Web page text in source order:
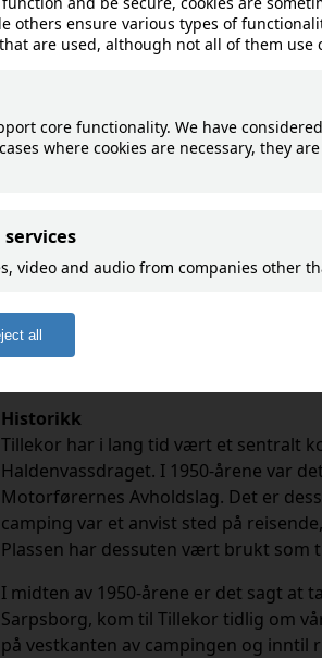
!
This article is
Tillekor i
Ved Tillekor, lengst øst i Tistedalen, lå
campingplass ved Haldenvassdraget.
Vid Tillekor, som ligger längst österut i
Haldenvassdraget en lägerplats och
Historikk
Tillekor har i lang tid vært et sentralt
Haldenvassdraget. I 1950-årene var
Motorførernes Avholdslag. Det er
camping var et anvist sted på
Plassen har dessuten vært brukt som
I midten av 1950-årene er det sagt at
Sarpsborg, kom til Tillekor tidlig om
på vestkanten av campingen og inntil